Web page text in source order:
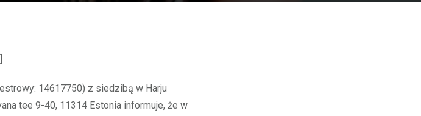
14617750) z siedzibą w Harju
tee 9-40, 11314 Estonia informuje, że w